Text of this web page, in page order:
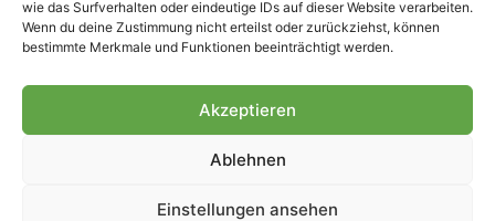
wie das Surfverhalten oder eindeutige IDs auf dieser Website verarbeiten.
Wenn du deine Zustimmung nicht erteilst oder zurückziehst, können
bestimmte Merkmale und Funktionen beeinträchtigt werden.
Akzeptieren
Ablehnen
Einstellungen ansehen
offiziell eingetragenes Magazin
bei der Deutschen
Nationalbibliothek (ISSN 1868-
Weiterverarbeitung, auch
Genehmigung.